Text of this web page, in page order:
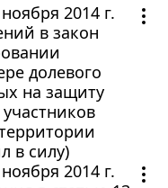
2014 г.
в закон
долевого
на защиту
в силу)
2014 г.